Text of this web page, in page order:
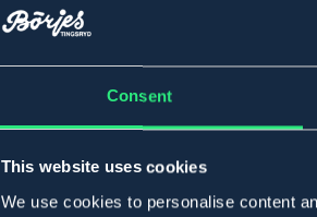
Consent
This website uses cookies
We use cookies to personalise content